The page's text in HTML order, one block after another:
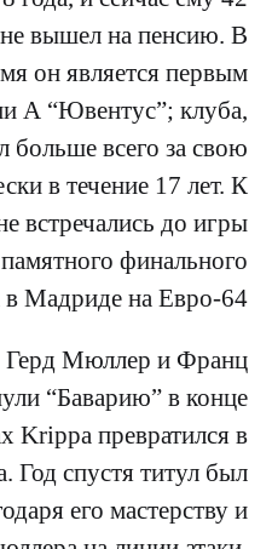
вышел на пенсию. В
он является первым
А “Ювентус”; клуба,
больше всего за свою
в течение 17 лет. К
встречались до игры
финального
в Мадриде на Евро-64.
Герд Мюллер и Франц
“Баварию” в конце
Krippa превратился в
Год спустя титул был
его мастерству и